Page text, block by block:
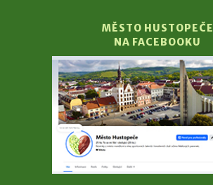
MĚSTO HUSTOPEČE
NA FACEBOOKU